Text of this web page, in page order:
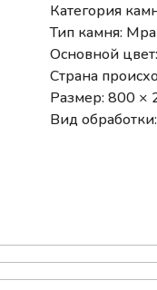
Категория
Тип камня:
Основной
Страна
Размер: 800 ×
Вид